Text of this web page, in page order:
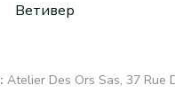
Ветивер
: Atelier Des Ors Sas, 37 Rue